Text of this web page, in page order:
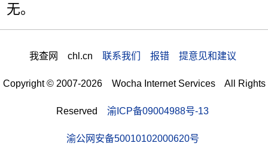
无。
我查网 chl.cn 联系我们 报错 提意见和建议
Copyright © 2007-2026 Wocha Internet Services All Rights
Reserved 渝ICP备09004988号-13
渝公网安备50010102000620号